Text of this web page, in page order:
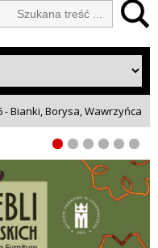
- Bianki, Borysa, Wawrzyńca